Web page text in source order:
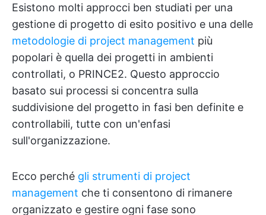
Esistono molti approcci ben studiati per una
gestione di progetto di esito positivo e una delle
metodologie di project management più
popolari è quella dei progetti in ambienti
controllati, o PRINCE2. Questo approccio
basato sui processi si concentra sulla
suddivisione del progetto in fasi ben definite e
controllabili, tutte con un'enfasi
sull'organizzazione.
Ecco perché gli strumenti di project
management che ti consentono di rimanere
organizzato e gestire ogni fase sono